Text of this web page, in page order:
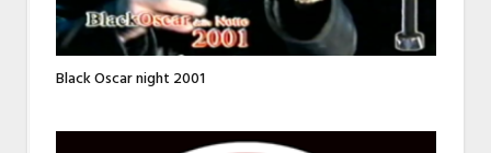
Black Oscar night 2001